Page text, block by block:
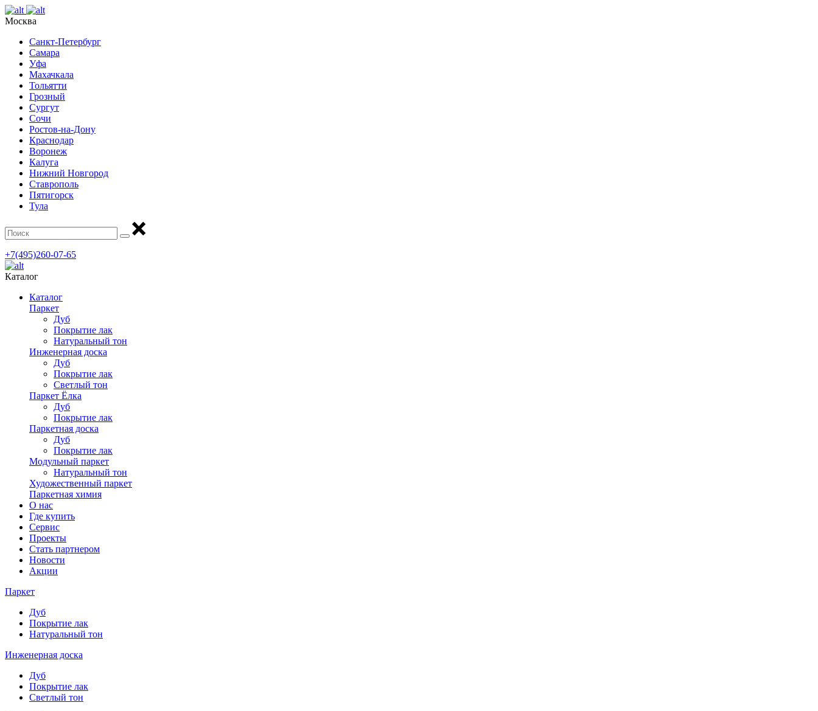
Москва
Санкт-Петербург
Самара
Уфа
Махачкала
Тольятти
Грозный
Сургут
Сочи
Ростов-на-Дону
Краснодар
Воронеж
Калуга
Нижний Новгород
Ставрополь
Пятигорск
Тула
+7(495)260-07-65
Каталог
Каталог
Паркет
Дуб
Покрытие лак
Натуральный тон
Инженерная доска
Дуб
Покрытие лак
Светлый тон
Паркет Ёлка
Дуб
Покрытие лак
Паркетная доска
Дуб
Покрытие лак
Модульный паркет
Натуральный тон
Художественный паркет
Паркетная химия
О нас
Где купить
Сервис
Проекты
Стать партнером
Новости
Акции
Паркет
Дуб
Покрытие лак
Натуральный тон
Инженерная доска
Дуб
Покрытие лак
Светлый тон